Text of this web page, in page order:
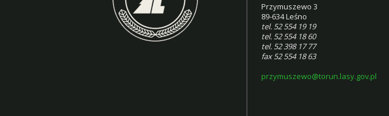
Przymuszewo 3
89-634 Leśno
tel. 52 554 19 19
tel. 52 554 18 60
tel. 52 398 17 77
fax 52 554 18 63
przymuszewo@torun.lasy.gov.pl